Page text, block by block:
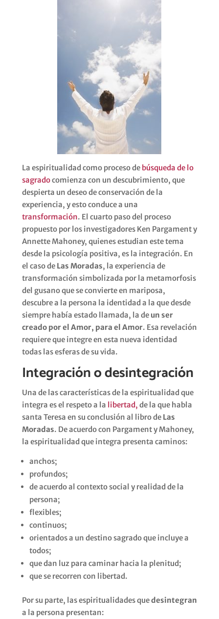
La espiritualidad como proceso de búsqueda de lo
sagradocomienza con un descubrimiento, que
despierta un deseo de conservación de la
experiencia, y esto conduce a una
transformación. El cuarto paso del proceso
propuesto por los investigadores Ken Pargament y
Annette Mahoney, quienes estudian este tema
desde la psicología positiva, es la integración. En
el caso de Las Moradas, la experiencia de
transformación simbolizada por la metamorfosis
del gusano que se convierte en mariposa,
descubre a la persona la identidad a la que desde
siempre había estado llamada, la de un ser
creado por el Amor, para el Amor. Esa revelación
requiere que integre en esta nueva identidad
todas las esferas de su vida.
Integración o desintegración
Una de las características de la espiritualidad que
integra es el respeto a la libertad, de la que habla
santa Teresa en su conclusión al libro de Las
Moradas. De acuerdo con Pargament y Mahoney,
la espiritualidad que integra presenta caminos:
anchos;
profundos;
de acuerdo al contexto social y realidad de la
persona;
flexibles;
continuos;
orientados a un destino sagrado que incluye a
todos;
que dan luz para caminar hacia la plenitud;
que se recorren con libertad.
Por su parte, las espiritualidades quedesintegran
a la persona presentan: